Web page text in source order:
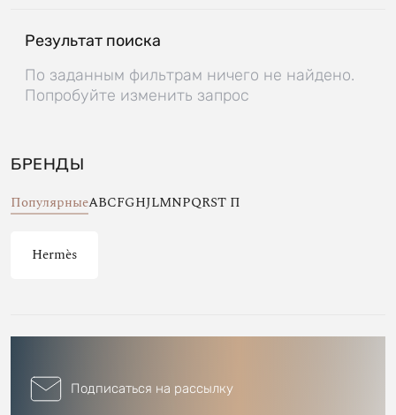
Результат поиска
По заданным фильтрам ничего не найдено.
Попробуйте изменить запрос
БРЕНДЫ
ПопулярныеABCFGHJLMNPQRST П
Hermès
Подписаться на рассылку